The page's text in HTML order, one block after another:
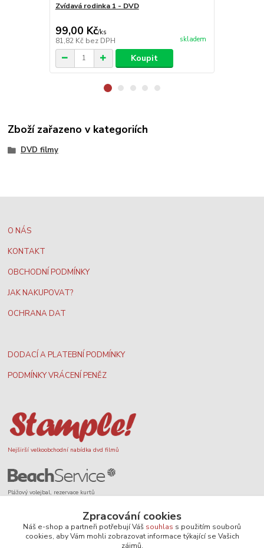
Zvídavá rodinka 1 - DVD
99,00 Kč/ks
81,82 Kč bez DPH skladem
Koupit
Zboží zařazeno v kategoriích
DVD filmy
O NÁS
KONTAKT
OBCHODNÍ PODMÍNKY
JAK NAKUPOVAT?
OCHRANA DAT
DODACÍ A PLATEBNÍ PODMÍNKY
PODMÍNKY VRÁCENÍ PENĚZ
Nejširší velkoobchodní nabídka dvd filmů
Plážový volejbal, rezervace kurtů
Zpracování cookies
Náš e-shop a partneři potřebují Váš souhlas s použitím souborů
cookies, aby Vám mohli zobrazovat informace týkající se Vašich
zájmů.